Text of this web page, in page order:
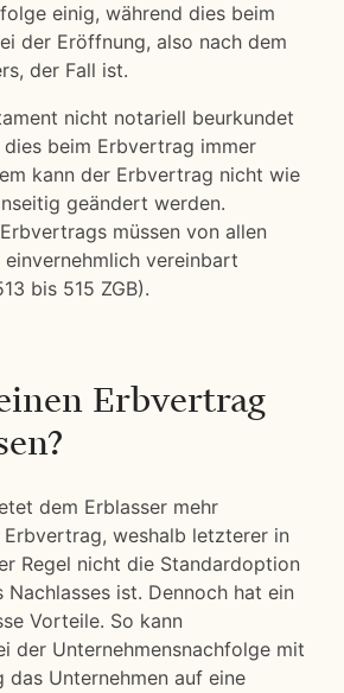
einig, während dies beim
der Eröffnung, also nach dem
der Fall ist.
nicht notariell beurkundet
beim Erbvertrag immer
kann der Erbvertrag nicht wie
geändert werden.
müssen von allen
vereinbart
bis 515 ZGB).
Erbvertrag
dem Erblasser mehr
Erbvertrag, weshalb letzterer in
Regel nicht die Standardoption
Nachlasses ist. Dennoch hat ein
Vorteile. So kann
der Unternehmensnachfolge mit
das Unternehmen auf eine